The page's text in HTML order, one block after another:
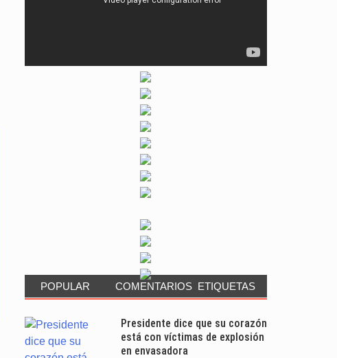
POPULAR COMENTARIOS ETIQUETAS
Presidente dice que su corazón
está con víctimas de explosión
en envasadora